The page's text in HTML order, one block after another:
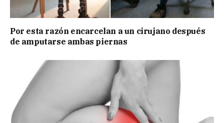
Por esta razón encarcelan a un cirujano después
de amputarse ambas piernas